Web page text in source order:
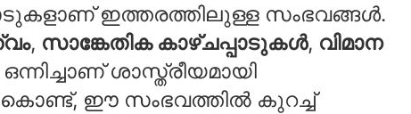
ഇത്തരത്തിലുള്ള സംഭവങ്ങൾ.
, സാങ്കേതിക കാഴ്ചപ്പാടുകൾ, വിമാന
ശാസ്ത്രീയമായി
ഈ സംഭവത്തിൽ കുറച്ച്